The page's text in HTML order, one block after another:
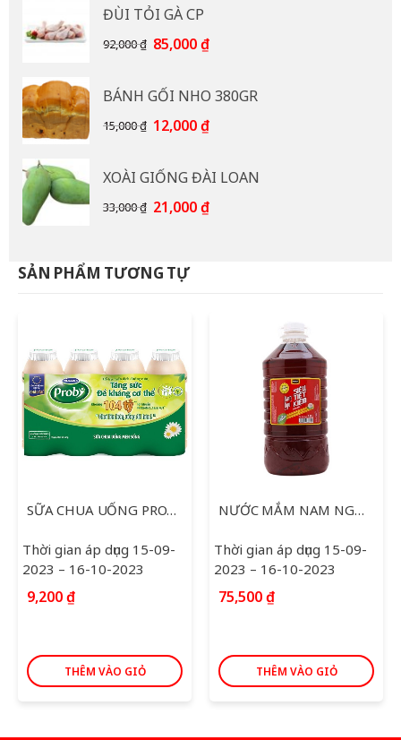
110,000 ₫.
ĐÙI TỎI GÀ CP
92,000₫ Giá
92,000 ₫.
85,000₫Giá
là:
85,000 ₫.
BÁNH GỐI NHO 380GR
15,000₫ Giá
15,000 ₫.
12,000₫Giá
là:
12,000 ₫.
XOÀI GIỐNG ĐÀI LOAN
33,000₫ Giá
33,000 ₫.
21,000₫Giá
SẢN PHẨM TƯƠNG TỰ
SỮA CHUA UỐNG PROBI VINAMILK CÓ ĐƯỜNG 130ML
Thời gian áp dụng 15-09-
2023 – 16-10-2023
9,200₫
THÊM VÀO GIỎ
NƯỚC MẮM NAM NGƯ SIÊU TIẾT KIỆM 4.8L
Thời gian áp dụng 15-09-
2023 – 16-10-2023
75,500₫
THÊM VÀO GIỎ